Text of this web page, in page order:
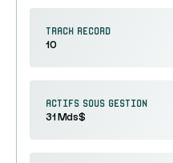
Track record
10
Actifs sous gestion
31 Mds$